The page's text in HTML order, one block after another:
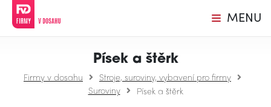
MENU
Písek a štěrk
Firmy v dosahu
Stroje, suroviny, vybavení pro firmy
Suroviny
Písek a štěrk